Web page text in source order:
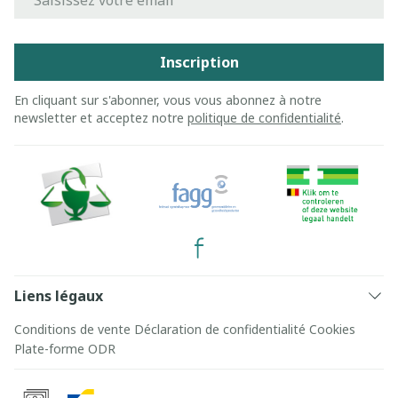
Inscription
En cliquant sur s'abonner, vous vous abonnez à notre
newsletter et acceptez notre politique de confidentialité.
Liens légaux
Conditions de vente Déclaration de confidentialité Cookies
Plate-forme ODR